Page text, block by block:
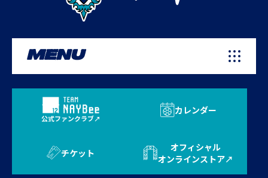
MENU
公式ファンクラブ
カレンダー
チケット
オフィシャル
オンラインストア